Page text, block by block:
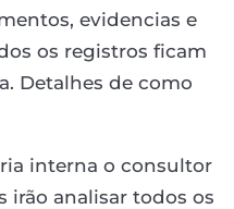
evidencias e
os registros ficam
Detalhes de como
interna o consultor
irão analisar todos os